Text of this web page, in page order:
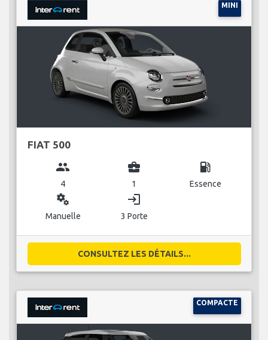
MINI
FIAT 500
group
4
business_center
1
local_gas_station
Essence
miscellaneous_services
Manuelle
login
3 Porte
CONSULTEZ LES DÉTAILS...
COMPACTE